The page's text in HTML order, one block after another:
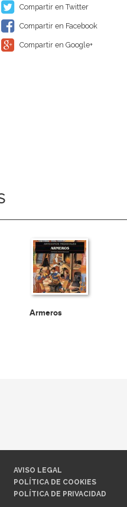
Compartir en Twitter
Compartir en Facebook
Compartir en Google+
Armeros
AVISO LEGAL
POLÍTICA DE COOKIES
POLÍTICA DE PRIVACIDAD